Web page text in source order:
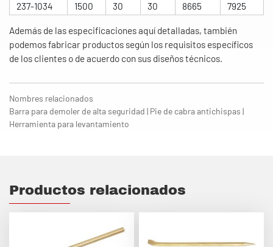
237-1034
1500 30 30 8665 7925
Además de las especificaciones aquí detalladas, también
podemos fabricar productos según los requisitos específicos
de los clientes o de acuerdo con sus diseños técnicos.
Nombres relacionados
Barra para demoler de alta seguridad | Pie de cabra antichispas |
Herramienta para levantamiento
Productos relacionados